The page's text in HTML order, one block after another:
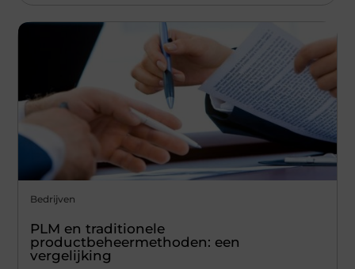
Bedrijven
PLM en traditionele
productbeheermethoden: een
vergelijking